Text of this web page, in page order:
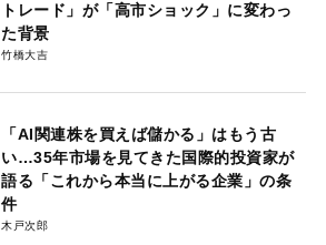
トレード」が「高市ショック」に変わっ
た背景
竹橋大吉
「AI関連株を買えば儲かる」はもう古
い…35年市場を見てきた国際的投資家が
語る「これから本当に上がる企業」の条
件
木戸次郎